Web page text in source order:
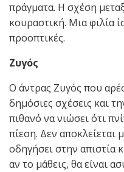
πράγματα. Η σχέση
κουραστική. Μια φιλία
προοπτικές.
Ζυγός
Ο άντρας Ζυγός που
δημόσιες σχέσεις και
πιθανό να νιώσει ότι
πίεση. Δεν αποκλείεται
οδηγήσει στην απιστία
αν το μάθεις, θα είναι